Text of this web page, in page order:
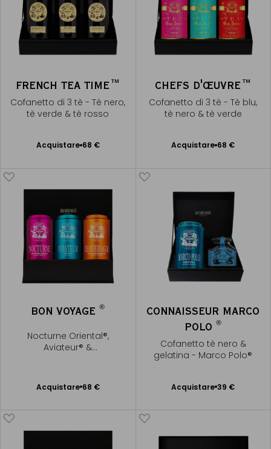
FRENCH TEA TIME™
Cofanetto di 3 tè - Tè nero,
tè verde & tè rosso
Acquistare 68 €
Aggiungere
CHEFS D'ŒUVRE™
Cofanetto di 3 tè - Tè blu,
tè nero & tè verde
Acquistare 68 €
Aggiungere
BON VOYAGE®
Nocturne Oriental®,
Aviateur® &
Acquistare 68 €
Aggiungere
CONNAISSEUR MARCO
POLO®
Cofanetto tè nero &
gelatina - Marco Polo®
Acquistare 39 €
Aggiungere